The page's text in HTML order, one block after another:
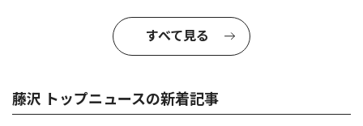
すべて見る
藤沢 トップニュースの新着記事